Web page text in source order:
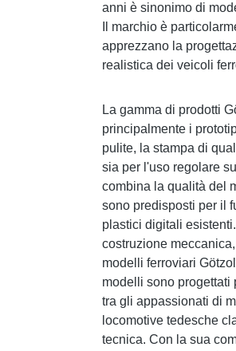
anni è sinonimo di
Il marchio è
apprezzano la
realistica dei veicoli
La gamma di prodotti
principalmente i
pulite, la stampa di
sia per l'uso regolare
combina la qualità del
sono predisposti per il
plastici digitali
costruzione
modelli ferroviari
modelli sono progettati
tra gli appassionati di
locomotive tedesche
tecnica. Con la sua